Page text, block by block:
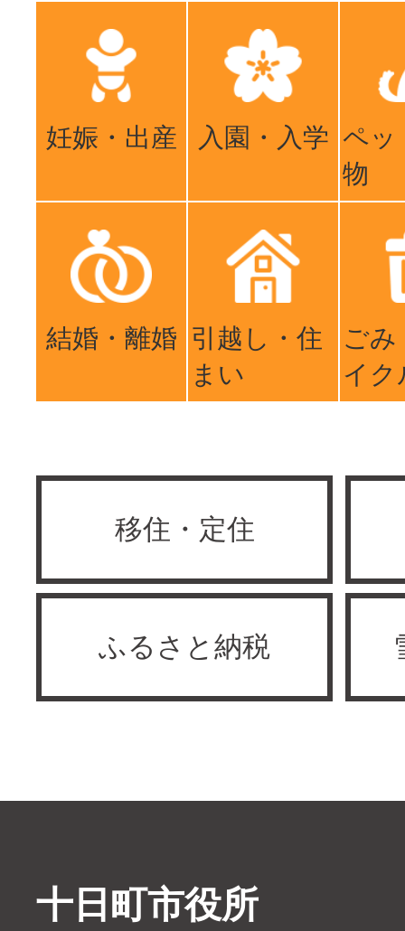
妊娠・出産 入園・入学 ペッ
物
結婚・離婚 引越し・住
まい
ごみ
イク
移住・定住
ふるさと納税
十日町市役所